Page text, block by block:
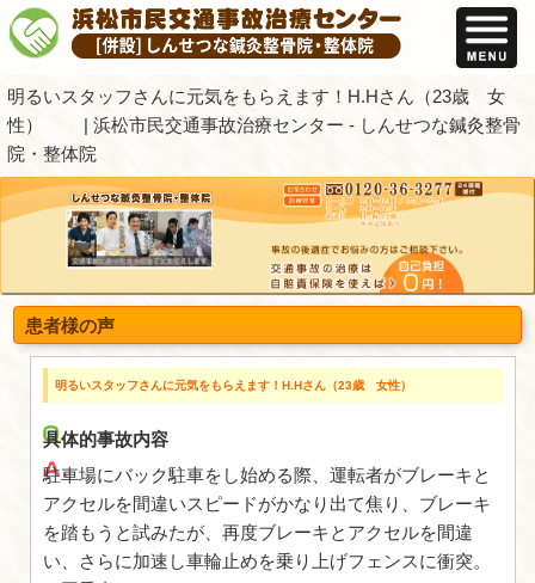
明るいスタッフさんに元気をもらえま
性） | 浜松市民交通事故治療センタ
院・整体院
患者様の声